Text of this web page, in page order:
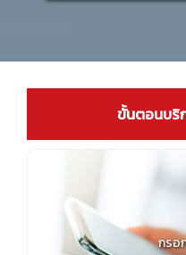
ขั้นตอนบริ
กรอ